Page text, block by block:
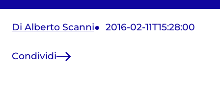
Di Alberto Scanni 2016-02-11T15:28:00
Condividi